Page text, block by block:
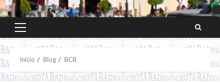
Menú
principal
Inicio Blog BCR